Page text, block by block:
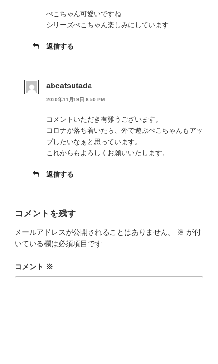
ぺこちゃん可愛いですね
シリーズぺこちゃん楽しみにしています
返信する
abeatsutada
2020年11月19日 6:50 PM
コメントいただき有難うございます。
コロナが落ち着いたら、外で遊ぶぺこちゃんもアッ
プしたいなぁと思っています。
これからもよろしくお願いいたします。
返信する
コメントを残す
メールアドレスが公開されることはありません。 ※ が付
いている欄は必須項目です
コメント ※